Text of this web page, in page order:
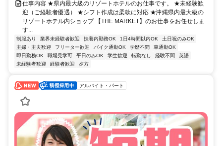
仕事内容 ★県内最大級のリゾートホテルのお仕事です。 ★未経験歓
迎（ご経験者優遇） ★シフト作成は柔軟に対応 ★沖縄県内最大級の
リゾートホテル内ショップ 【THE MARKET】のお仕事をお任せしま
す...
制服あり 業界未経験者歓迎 扶養内勤務OK 1日4時間以内OK
土日祝のみOK
主婦・主夫歓迎
フリーター歓迎 バイク通勤OK 学歴不問
車通勤OK
即日勤務OK
職場見学可 平日のみOK 学生歓迎 転勤なし 経験不問
英語
未経験者歓迎
経験者歓迎 夕方
アルバイト・パート